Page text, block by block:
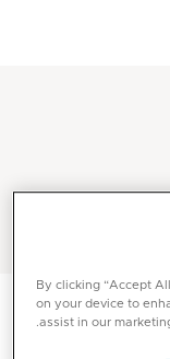
By clicking “Accept
on your device to
assist in our